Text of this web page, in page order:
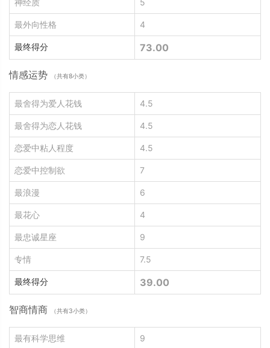
神经质 5
最外向性格 4
最终得分 73.00
情感运势 （共有8小类）
最舍得为爱人花钱 4.5
最舍得为恋人花钱 4.5
恋爱中粘人程度 4.5
恋爱中控制欲 7
最浪漫 6
最花心 4
最忠诚星座 9
专情 7.5
最终得分 39.00
智商情商 （共有3小类）
最有科学思维 9